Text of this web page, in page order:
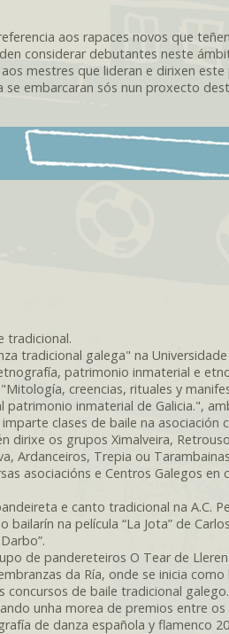
aos rapaces novos que
considerar debutantes neste
mestres que lideran e dirixen
embarcaran sós nun proxecto
tradicional.
tradicional galega" na
patrimonio inmaterial e
creencias, rituales y
inmaterial de Galicia.",
clases de baile na asociación
dirixe os grupos Ximalveira,
Ardanceiros, Trepia ou
asociacións e Centros Galegos en
e canto tradicional na A.C.
na película “La Jota” de
de pandereteiros O Tear de
da Ría, onde se inicia
de baile tradicional
unha morea de premios entre
de danza española y flamenco